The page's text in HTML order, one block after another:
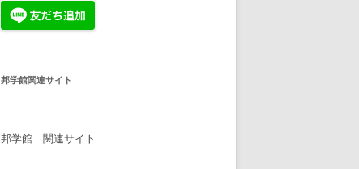
邦学館関連サイト
邦学館 関連サイト